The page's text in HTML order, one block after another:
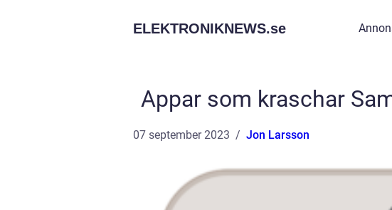
ELEKTRONIKNEWS.se
Appar som kraschar
07 september 2023 Jon Larsson